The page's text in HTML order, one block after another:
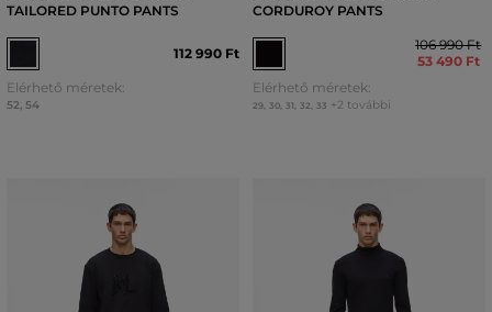
TAILORED PUNTO PANTS
112 990 Ft
Elérhető méretek:
52, 54
CORDUROY PANTS
106 990 Ft
53 490 Ft
Elérhető méretek:
29, 30, 31 32 33 +2 további